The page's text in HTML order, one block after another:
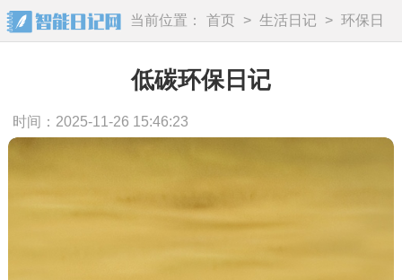
当前位置： 首页 > 生活日记 > 环保日
记
低碳环保日记
时间：2025-11-26 15:46:23